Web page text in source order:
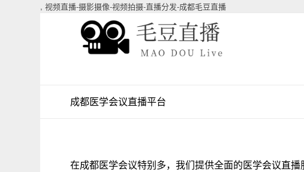
,视频直播-摄影摄像-视频拍摄-直播分发-成都毛豆直播
成都医学会议直播平台
在成都医学会议特别多，我们提供全面的医学会议直